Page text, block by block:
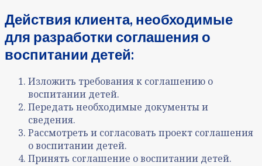
Действия клиента, необходимые
для разработки соглашения о
воспитании детей:
Изложить требования к соглашению о
воспитании детей.
Передать необходимые документы и
сведения.
Рассмотреть и согласовать проект соглашения
о воспитании детей.
Принять соглашение о воспитании детей.